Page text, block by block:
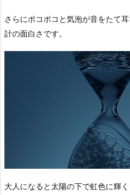
さらにポコポコと気泡が音をたて
計の面白さです。
大人になると太陽の下で虹色に輝く